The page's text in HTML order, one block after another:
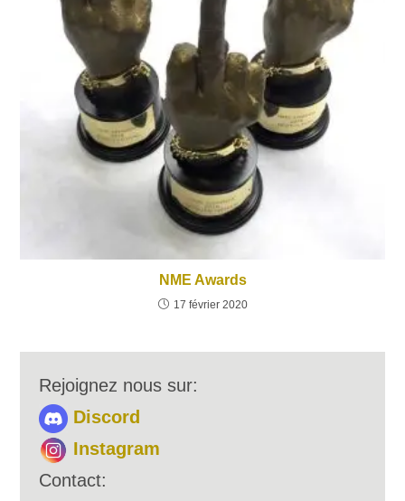
NME Awards
17 février 2020
Rejoignez nous sur:
Discord
Instagram
Contact: